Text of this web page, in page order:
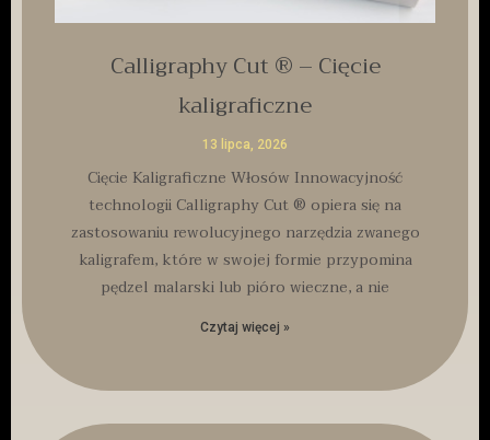
Calligraphy Cut ® – Cięcie
kaligraficzne
13 lipca, 2026
Cięcie Kaligraficzne Włosów Innowacyjność
technologii Calligraphy Cut ® opiera się na
zastosowaniu rewolucyjnego narzędzia zwanego
kaligrafem, które w swojej formie przypomina
pędzel malarski lub pióro wieczne, a nie
Czytaj więcej »